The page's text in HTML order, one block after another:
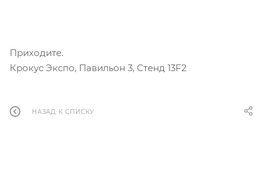
Приходите.
Крокус Экспо, Павильон 3, Стенд 13F2
НАЗАД К СПИСКУ